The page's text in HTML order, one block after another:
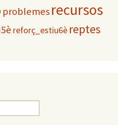
problemesrecursos
reforç_estiu6è reptes